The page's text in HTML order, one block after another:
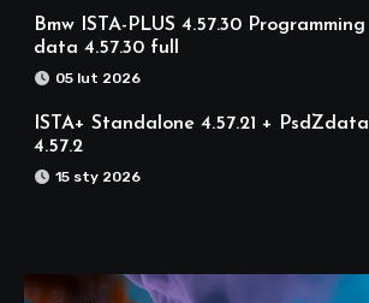
Bmw ISTA-PLUS 4.57.30 Programming
data 4.57.30 full
05 lut 2026
ISTA+ Standalone 4.57.21 + PsdZdata
4.57.2
15 sty 2026